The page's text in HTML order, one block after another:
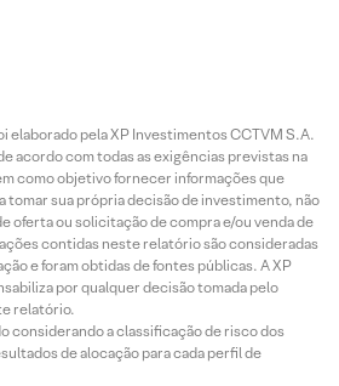
elaborado pela XP Investimentos CCTVM S.A.
acordo com todas as exigências previstas na
como objetivo fornecer informações que
tomar sua própria decisão de investimento, não
oferta ou solicitação de compra e/ou venda de
contidas neste relatório são consideradas
e foram obtidas de fontes públicas. A XP
por qualquer decisão tomada pelo
relatório.
considerando a classificação de risco dos
de alocação para cada perfil de